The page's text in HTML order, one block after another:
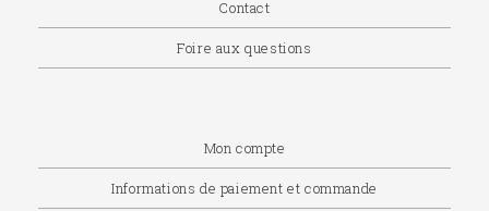
Contact
Foire aux questions
Mon compte
Informations de paiement et commande